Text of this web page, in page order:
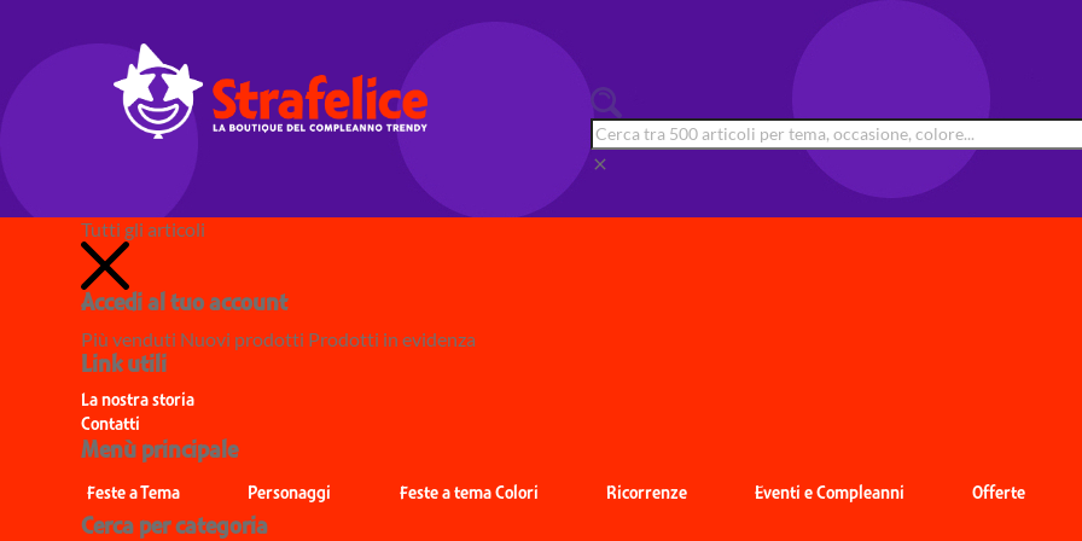
clear
Tutti gli articoli
Accedi al tuo account
Più venduti Nuovi prodotti Prodotti in evidenza
Link utili
La nostra storia
Contatti
Menù principale
Feste a Tema Personaggi Feste a tema Colori Ricorrenze Eventi e Compleanni Offerte
Cerca per categoria